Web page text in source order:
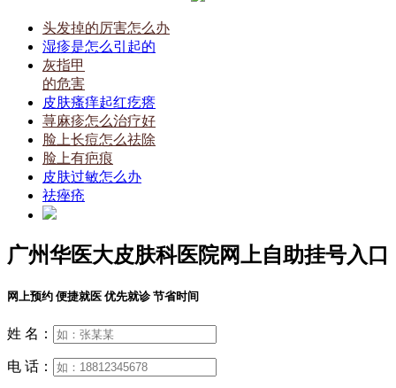
头发掉的厉害怎么办
湿疹是怎么引起的
灰指甲
的危害
皮肤瘙痒起红疙瘩
荨麻疹怎么治疗好
脸上长痘怎么祛除
脸上有疤痕
皮肤过敏怎么办
祛痤疮
广州华医大皮肤科医院网上自助挂号入口
网上预约 便捷就医 优先就诊 节省时间
姓 名：
电 话：